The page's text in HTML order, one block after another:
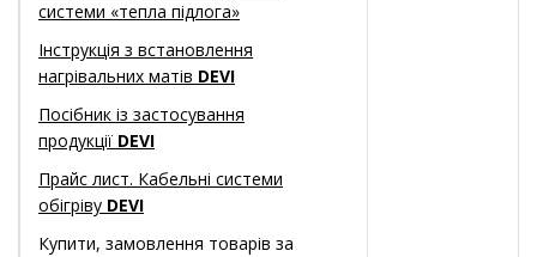
системи «тепла підлога»
Інструкція з встановлення
нагрівальних матів DEVI
Посібник із застосування
продукції DEVI
Прайс лист. Кабельні системи
обігріву DEVI
Купити, замовлення товарів за